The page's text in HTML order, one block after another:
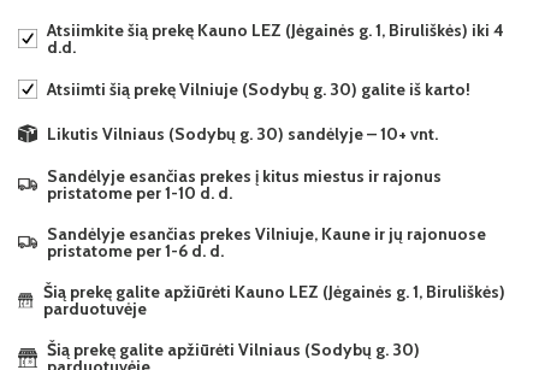
Atsiimkite šią prekę Kauno LEZ (Jėgainės g. 1, Biruliškės) iki 4
d.d.
Atsiimti šią prekę Vilniuje (Sodybų g. 30) galite iš karto!
Likutis Vilniaus (Sodybų g. 30) sandėlyje – 10+ vnt.
Sandėlyje esančias prekes į kitus miestus ir rajonus
pristatome per 1-10 d. d.
Sandėlyje esančias prekes Vilniuje, Kaune ir jų rajonuose
pristatome per 1-6 d. d.
Šią prekę galite apžiūrėti Kauno LEZ (Jėgainės g. 1, Biruliškės)
parduotuvėje
Šią prekę galite apžiūrėti Vilniaus (Sodybų g. 30)